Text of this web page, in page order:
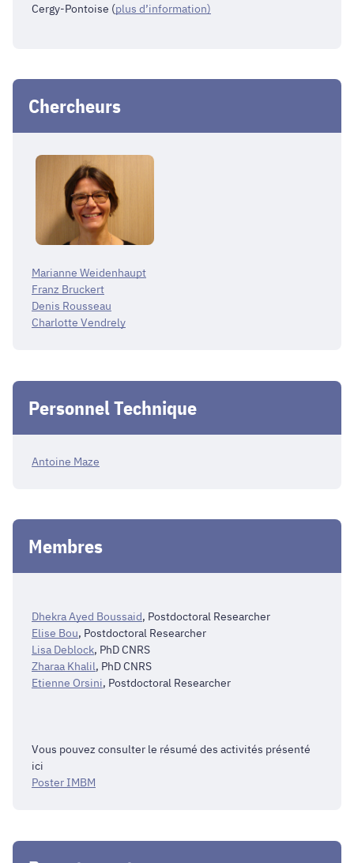
Cergy-Pontoise (plus d’information)
Chercheurs
Marianne Weidenhaupt
Franz Bruckert
Denis Rousseau
Charlotte Vendrely
Personnel Technique
Antoine Maze
Membres
Dhekra Ayed Boussaid, Postdoctoral Researcher
Elise Bou, Postdoctoral Researcher
Lisa Deblock, PhD CNRS
Zharaa Khalil, PhD CNRS
Etienne Orsini, Postdoctoral Researcher
Vous pouvez consulter le résumé des activités présenté
ici
Poster IMBM